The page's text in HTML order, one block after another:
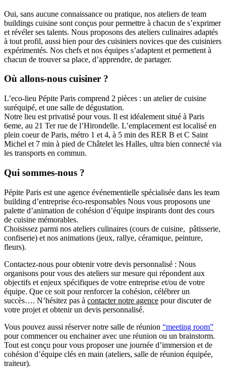
Oui, sans aucune connaissance ou pratique, nos ateliers de team
buildings cuisine sont conçus pour permettre à chacun de s’exprimer
et révéler ses talents. Nous proposons des ateliers culinaires adaptés
à tout profil, aussi bien pour des cuisiniers novices que des cuisiniers
expérimentés. Nos chefs et nos équipes s’adaptent et permettent à
chacun de trouver sa place, d’apprendre, de partager.
Où allons-nous cuisiner ?
L’eco-lieu Pépite Paris comprend 2 pièces : un atelier de cuisine
suréquipé, et une salle de dégustation.
Notre lieu est privatisé pour vous. Il est idéalement situé à Paris
6eme, au 21 Ter rue de l’Hirondelle. L’emplacement est localisé en
plein coeur de Paris, métro 1 et 4, à 5 min des RER B et C Saint
Michel et 7 min à pied de Châtelet les Halles, ultra bien connecté via
les transports en commun.
Qui sommes-nous ?
Pépite Paris est une agence événementielle spécialisée dans les team
building d’entreprise éco-responsables Nous vous proposons une
palette d’animation de cohésion d’équipe inspirants dont des cours
de cuisine mémorables.
Choisissez parmi nos ateliers culinaires (cours de cuisine, pâtisserie,
confiserie) et nos animations (jeux, rallye, céramique, peinture,
fleurs).
Contactez-nous pour obtenir votre devis personnalisé : Nous
organisons pour vous des ateliers sur mesure qui répondent aux
objectifs et enjeux spécifiques de votre entreprise et/ou de votre
équipe. Que ce soit pour renforcer la cohésion, célébrer un
succès…. N’hésitez pas à contacter notre agence pour discuter de
votre projet et obtenir un devis personnalisé​.
Vous pouvez aussi réserver notre salle de réunion “meeting room”
pour commencer ou enchainer avec une réunion ou un brainstorm.
Tout est conçu pour vous proposer une journée d’immersion et de
cohésion d’équipe clés en main (ateliers, salle de réunion équipée,
traiteur).